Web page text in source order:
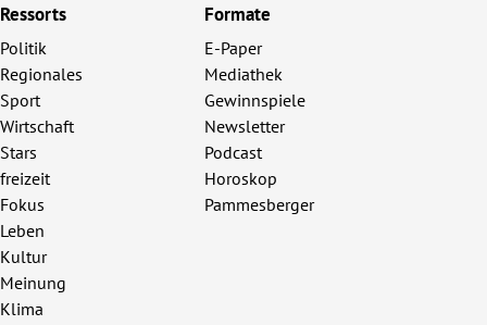
Ressorts
Politik
Regionales
Sport
Wirtschaft
Stars
freizeit
Fokus
Leben
Kultur
Meinung
Klima
Formate
E-Paper
Mediathek
Gewinnspiele
Newsletter
Podcast
Horoskop
Pammesberger